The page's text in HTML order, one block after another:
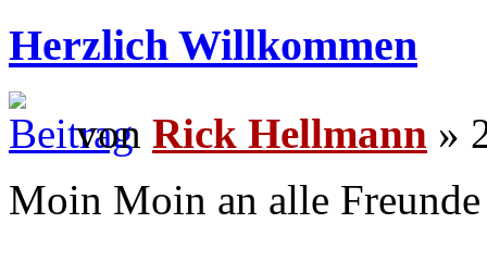
Herzlich Willkommen
von Rick Hellmann »
Moin Moin an alle